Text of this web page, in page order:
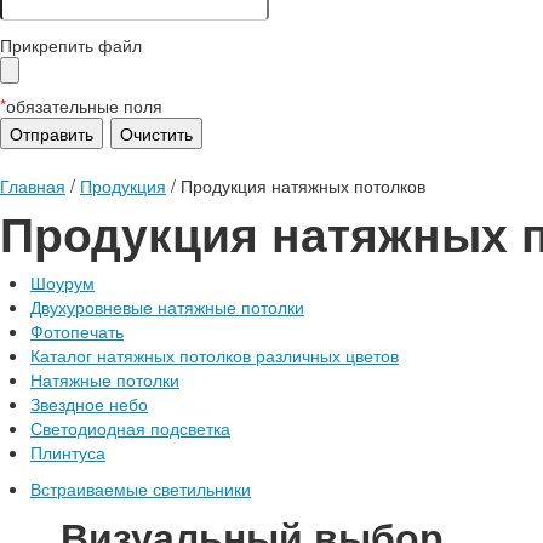
Прикрепить файл
*обязательные поля
Главная / Продукция / Продукция натяжных потолков
Продукция натяжных
Шоурум
Двухуровневые натяжные потолки
Фотопечать
Каталог натяжных потолков различных цветов
Натяжные потолки
Звездное небо
Светодиодная подсветка
Плинтуса
Встраиваемые светильники